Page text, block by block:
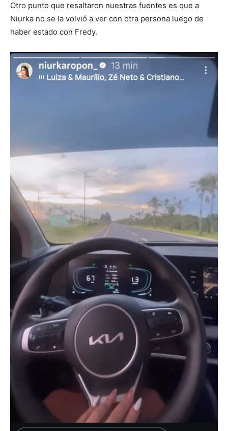
Otro punto que resaltaron nuestras fuentes es que a
Niurka no se la volvió a ver con otra persona luego de
haber estado con Fredy.